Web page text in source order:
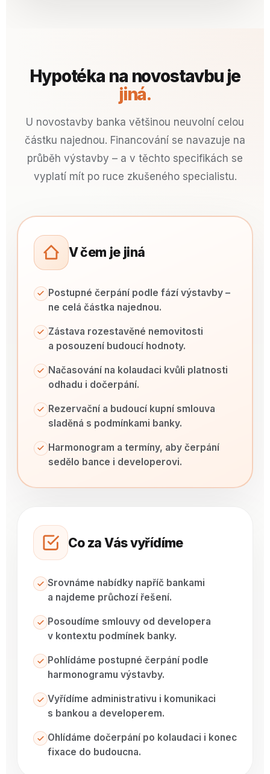
Hypotéka na novostavbu je
jiná.
U novostavby banka většinou neuvolní celou
částku najednou. Financování se navazuje na
průběh výstavby – a v těchto specifikách se
vyplatí mít po ruce zkušeného specialistu.
V čem je jiná
Postupné čerpání podle fází výstavby –
ne celá částka najednou.
Zástava rozestavěné nemovitosti
a posouzení budoucí hodnoty.
Načasování na kolaudaci kvůli platnosti
odhadu i dočerpání.
Rezervační a budoucí kupní smlouva
sladěná s podmínkami banky.
Harmonogram a termíny, aby čerpání
sedělo bance i developerovi.
Co za Vás vyřídíme
Srovnáme nabídky napříč bankami
a najdeme průchozí řešení.
Posoudíme smlouvy od developera
v kontextu podmínek banky.
Pohlídáme postupné čerpání podle
harmonogramu výstavby.
Vyřídíme administrativu i komunikaci
s bankou a developerem.
Ohlídáme dočerpání po kolaudaci i konec
fixace do budoucna.